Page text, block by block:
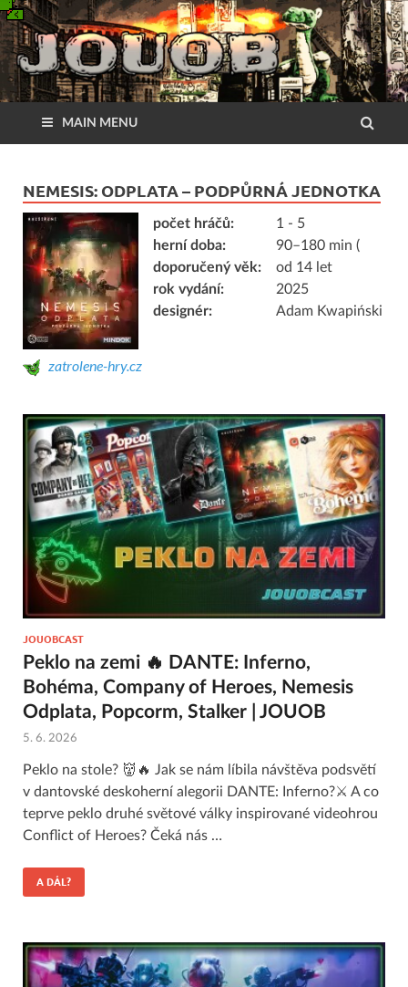
MAIN MENU
NEMESIS: ODPLATA – PODPŮRNÁ JEDNOTKA
počet hráčů:
1 - 5
herní doba:
90–180 min (
doporučený věk:
od 14 let
rok vydání:
2025
designér:
Adam Kwapiński
zatrolene-hry.cz
JOUOBCAST
Peklo na zemi 🔥 DANTE: Inferno,
Bohéma, Company of Heroes, Nemesis
Odplata, Popcorm, Stalker | JOUOB
5. 6. 2026
Peklo na stole? 👹🔥 Jak se nám líbila návštěva podsvětí
v dantovské deskoherní alegorii DANTE: Inferno?⚔️ A co
teprve peklo druhé světové války inspirované videohrou
Conflict of Heroes? Čeká nás …
A DÁL?